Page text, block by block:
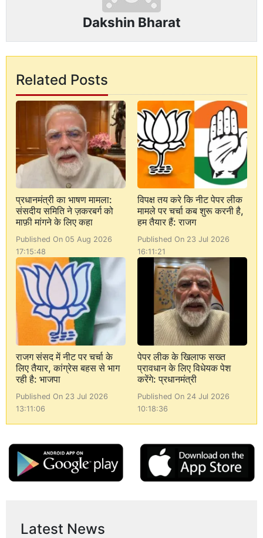
Dakshin Bharat
Related Posts
प्रधानमंत्री का भाषण मामला:
संसदीय समिति ने ज़करबर्ग को
माफ़ी मांगने के लिए कहा
Published On 05 Aug 2026
17:15:48
विपक्ष तय करे कि नीट पेपर लीक
मामले पर चर्चा कब शुरू करनी है,
हम तैयार हैं: राजग
Published On 23 Jul 2026
16:11:21
राजग संसद में नीट पर चर्चा के
लिए तैयार, कांग्रेस बहस से भाग
रही है: भाजपा
Published On 23 Jul 2026
13:11:06
पेपर लीक के खिलाफ सख्त
प्रावधान के लिए विधेयक पेश
करेंगे: प्रधानमंत्री
Published On 24 Jul 2026
10:18:36
Latest News